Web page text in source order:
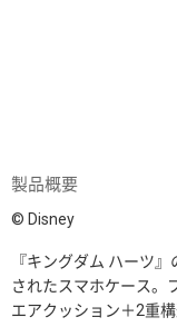
製品概要
© Disney
『キングダム ハーツ
されたスマホケース。
エアクッション＋2重